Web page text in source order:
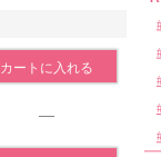
カートに入れる
—